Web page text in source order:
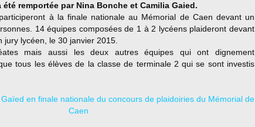
été remportée par Nina Bonche et Camilia Gaied.
à la finale nationale au Mémorial de Caen devant un
14 équipes composées de 1 à 2 lycéens plaideront devant
jury lycéen, le 30 janvier 2015.
mais aussi les deux autres équipes qui ont dignement
tous les élèves de la classe de terminale 2 qui se sont investis